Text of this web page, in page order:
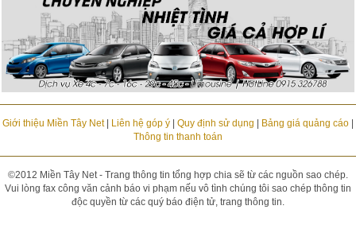
Giới thiệu Miền Tây Net| Liên hệ góp ý| Quy định sử dụng Bảng giá quảng cáo|
Thông tin thanh toán
©2012 Miền Tây Net - Trang thông tin tổng hợp chia sẽ từ các nguồn sao chép.
Vui lòng fax công văn cảnh báo vi phạm nếu vô tình chúng tôi sao chép thông tin
độc quyền từ các quý báo điện tử, trang thông tin.